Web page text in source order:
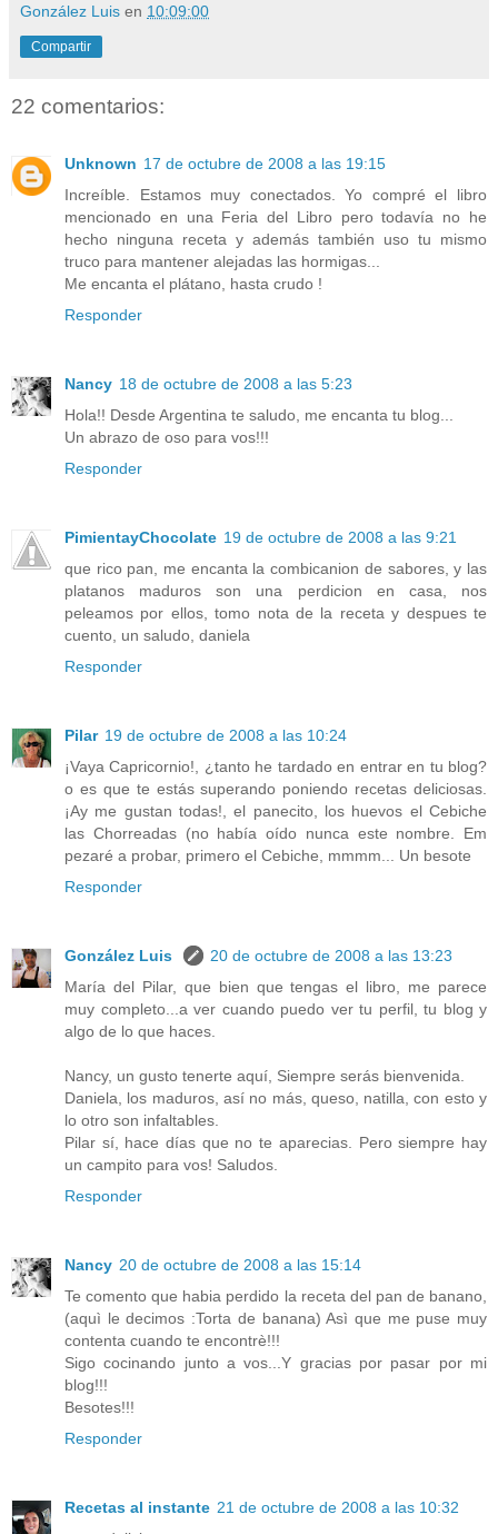
González Luis en 10:09:00
Compartir
22 comentarios:
Unknown 17 de octubre de 2008 a las 19:15
Increíble. Estamos muy conectados. Yo compré el libro
mencionado en una Feria del Libro pero todavía no he
hecho ninguna receta y además también uso tu mismo
truco para mantener alejadas las hormigas...
Me encanta el plátano, hasta crudo !
Responder
Nancy 18 de octubre de 2008 a las 5:23
Hola!! Desde Argentina te saludo, me encanta tu blog...
Un abrazo de oso para vos!!!
Responder
PimientayChocolate 19 de octubre de 2008 a las 9:21
que rico pan, me encanta la combicanion de sabores, y las
platanos maduros son una perdicion en casa, nos
peleamos por ellos, tomo nota de la receta y despues te
cuento, un saludo, daniela
Responder
Pilar 19 de octubre de 2008 a las 10:24
¡Vaya Capricornio!, ¿tanto he tardado en entrar en tu blog?
o es que te estás superando poniendo recetas deliciosas.
¡Ay me gustan todas!, el panecito, los huevos el Cebiche
las Chorreadas (no había oído nunca este nombre. Em
pezaré a probar, primero el Cebiche, mmmm... Un besote
Responder
González Luis
20 de octubre de 2008 a las 13:23
María del Pilar, que bien que tengas el libro, me parece
muy completo...a ver cuando puedo ver tu perfil, tu blog y
algo de lo que haces.
Nancy, un gusto tenerte aquí, Siempre serás bienvenida.
Daniela, los maduros, así no más, queso, natilla, con esto y
lo otro son infaltables.
Pilar sí, hace días que no te aparecias. Pero siempre hay
un campito para vos! Saludos.
Responder
Nancy 20 de octubre de 2008 a las 15:14
Te comento que habia perdido la receta del pan de banano,
(aquì le decimos :Torta de banana) Asì que me puse muy
contenta cuando te encontrè!!!
Sigo cocinando junto a vos...Y gracias por pasar por mi
blog!!!
Besotes!!!
Responder
Recetas al instante 21 de octubre de 2008 a las 10:32